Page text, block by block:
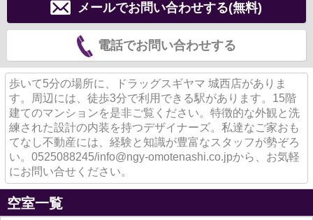
メールでお問い合わせする(無料)
電話でお問い合わせする
歩いて5分の場所に、ドラッグスギヤマ 城西店がありま
す。周辺には、徒歩3分で利用できる駅があります。15階
建てのマンションを是非ご覧ください。特徴的な外観と洗
練された設計の内装を持つデザイナーズ。私達なご家おも
てなし不動産には、経験と知識が豊富なスタッフが勢ぞろ
い。0525088245/info@ngy-omotenashi.co.jpから、お気軽
にお問い合せください。
空室一覧